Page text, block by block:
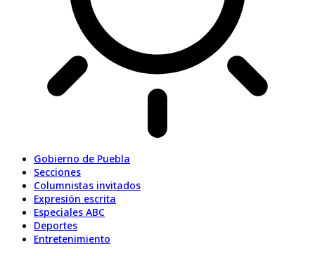
Gobierno de Puebla
Secciones
Columnistas invitados
Expresión escrita
Especiales ABC
Deportes
Entretenimiento